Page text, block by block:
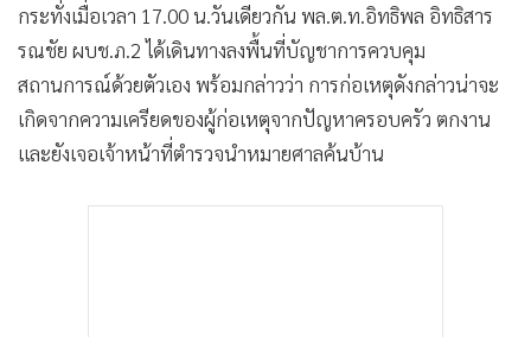
• SMEs
• หุ้น
• อินโดจีน
กองทุนรวม
Factcheck
กระทั่งเมื่อเวลา 17.00 น.วันเดียวกัน พล.ต.ท.อิทธิพล อิทธิสาร
รณชัย ผบช.ภ.2 ได้เดินทางลงพื้นที่บัญชาการควบคุม
สถานการณ์ด้วยตัวเอง พร้อมกล่าวว่า การก่อเหตุดังกล่าวน่าจะ
เกิดจากความเครียดของผู้ก่อเหตุจากปัญหาครอบครัว ตกงาน
และยังเจอเจ้าหน้าที่ตำรวจนำหมายศาลค้นบ้าน